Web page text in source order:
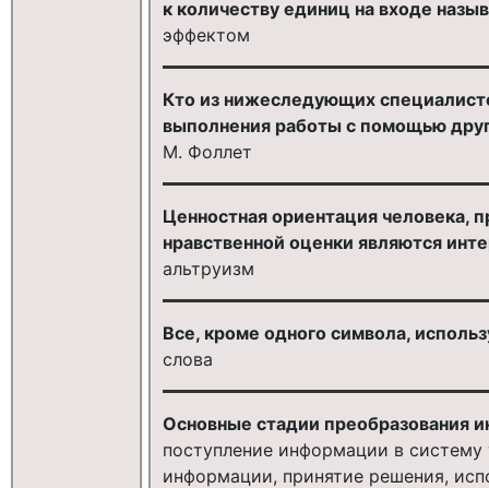
к количеству единиц на входе
эффектом
Кто из нижеследующих
выполнения работы с помощью
М. Фоллет
Ценностная ориентация человека,
нравственной оценки являются
альтруизм
Все, кроме одного символа,
слова
Основные стадии преобразования
поступление информации в
информации, принятие решения,